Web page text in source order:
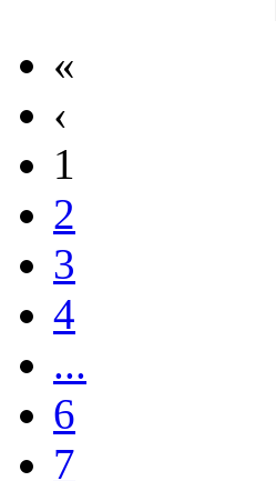
«
‹
1
2
3
4
...
6
7